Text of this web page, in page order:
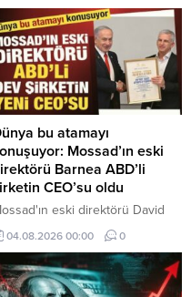
bu atamayı
Mossad’ın eski
Barnea ABD’li
CEO’su oldu
eski direktörü David
ABD'li savunma şirketi
Yönetim Kurulu Başkanı
04.08.2026 00:00 0